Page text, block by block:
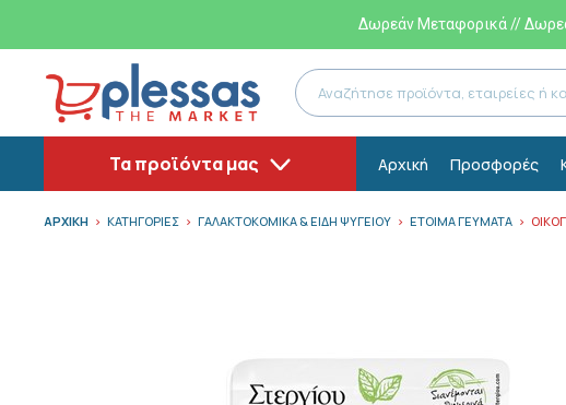
Δωρεάν Μεταφορικά //
Τα προϊόντα μας Αρχική Προσφορές
ΑΡΧΙΚΗ ΚΑΤΗΓΟΡΙΕΣ ΓΑΛΑΚΤΟΚΟΜΙΚΑ & ΕΙΔΗ ΨΥΓΕΙΟΥ ΕΤΟΙΜΑ ΓΕΥΜΑΤΑ